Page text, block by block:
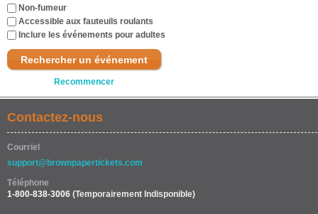
Non-fumeur
Accessible aux fauteuils roulants
Inclure les événements pour adultes
Rechercher un événement
Recommencer
Contactez-nous
Courriel
support@brownpapertickets.com
Téléphone
1-800-838-3006 (Temporairement Indisponible)